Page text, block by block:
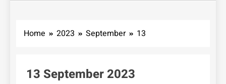
Home 2023 September 13
13 September 2023